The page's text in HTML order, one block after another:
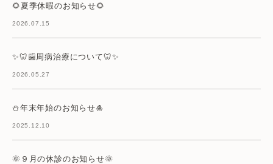
🌻夏季休暇のお知らせ🌻
2026.07.15
✨🦷歯周病治療について🦷✨
2026.05.27
⛄年末年始のお知らせ🎍
2025.12.10
🌞９月の休診のお知らせ🌞